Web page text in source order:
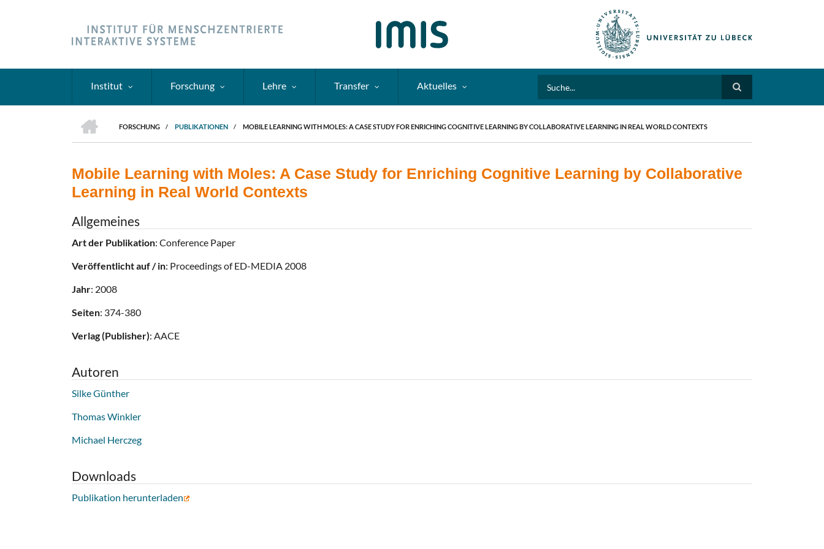
Institut Forschung Lehre Transfer Aktuelles
PFADNAVIGATION
FORSCHUNG
/ PUBLIKATIONEN / MOBILE LEARNING WITH MOLES: A CASE STUDY FOR ENRICHING COGNITIVE LEARNING BY COLLABORATIVE LEARNING IN REAL WORLD CONTEXTS
Mobile Learning with Moles: A Case Study for Enriching Cognitive Learning by Collaborative
Learning in Real World Contexts
Allgemeines
Art der Publikation: Conference Paper
Veröffentlicht auf / in: Proceedings of ED-MEDIA 2008
Jahr: 2008
Seiten: 374-380
Verlag (Publisher): AACE
Autoren
Silke Günther
Thomas Winkler
Michael Herczeg
Downloads
Publikation herunterladen